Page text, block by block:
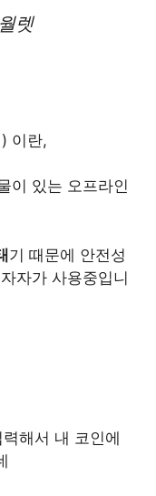
렛
이란,
이 있는 오프라인
기 때문에 안전성
자가 사용중입니
해서 내 코인에